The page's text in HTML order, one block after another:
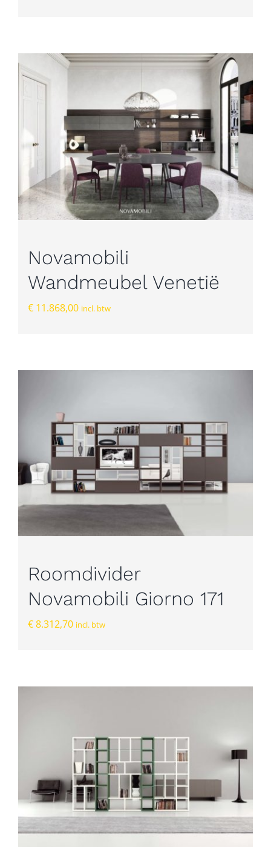
Novamobili
Wandmeubel Venetië
€11.868,00 incl. btw
Roomdivider
Novamobili Giorno 171
€8.312,70 incl. btw